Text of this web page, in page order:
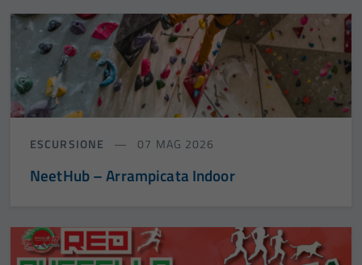
ESCURSIONE 07 MAG 2026
NeetHub – Arrampicata Indoor